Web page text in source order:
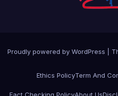
Proudly powered by WordPress
Ethics PolicyTerm And
Fact Checking PolicyAbout Us